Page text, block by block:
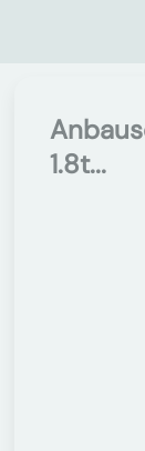
1.8t...